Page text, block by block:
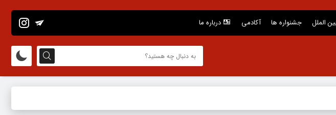
الملل جشنواره ها آکادمی درباره ما